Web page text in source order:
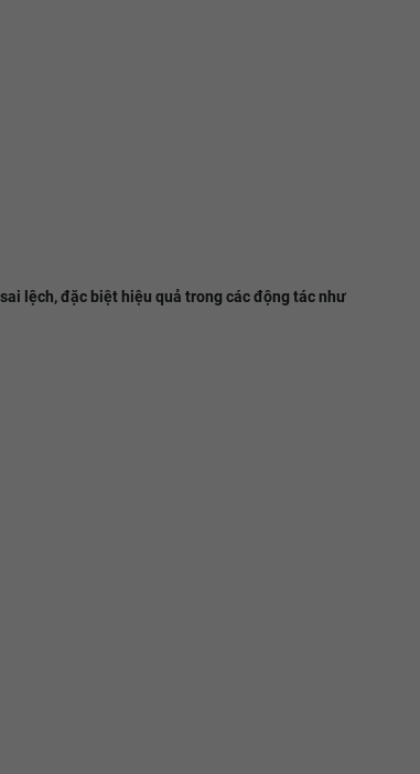
lệch, đặc biệt hiệu quả trong các động tác như